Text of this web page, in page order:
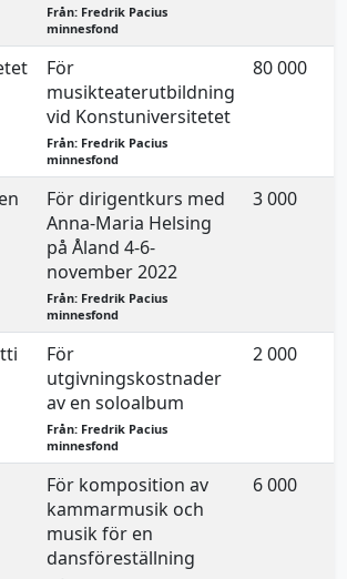
Från: Fredrik Pacius
minnesfond
För
musikteaterutbildning
vid Konstuniversitetet
Från: Fredrik Pacius
minnesfond
80 000
För dirigentkurs med
Anna-Maria Helsing
på Åland 4-6-
november 2022
Från: Fredrik Pacius
minnesfond
3 000
För
utgivningskostnader
av en soloalbum
Från: Fredrik Pacius
minnesfond
2 000
För komposition av
kammarmusik och
musik för en
dansföreställning
6 000